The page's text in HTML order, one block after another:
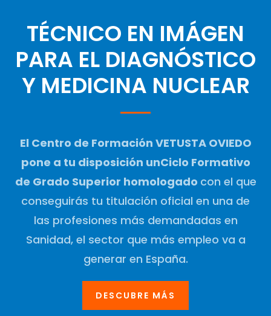
TÉCNICO EN IMÁGEN
PARA EL DIAGNÓSTICO
Y MEDICINA NUCLEAR
El Centro de Formación VETUSTA OVIEDO
pone a tu disposición unCiclo Formativo
de Grado Superior homologado con el que
conseguirás tu titulación oficial en una de
las profesiones más demandadas en
Sanidad, el sector que más empleo va a
generar en España.
DESCUBRE MÁS